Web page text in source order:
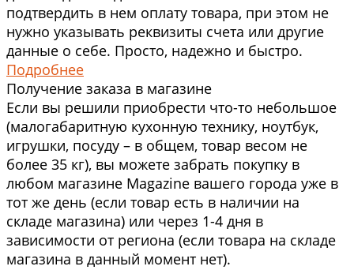
подтвердить в нем оплату товара, при этом не
нужно указывать реквизиты счета или другие
данные о себе. Просто, надежно и быстро.
Подробнее
Получение заказа в магазине
Если вы решили приобрести что-то небольшое
(малогабаритную кухонную технику, ноутбук,
игрушки, посуду – в общем, товар весом не
более 35 кг), вы можете забрать покупку в
любом магазине Magazine вашего города уже в
тот же день (если товар есть в наличии на
складе магазина) или через 1-4 дня в
зависимости от региона (если товара на складе
магазина в данный момент нет).